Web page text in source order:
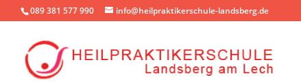
089 381 577 990 info@heilpraktikerschule-landsberg.de